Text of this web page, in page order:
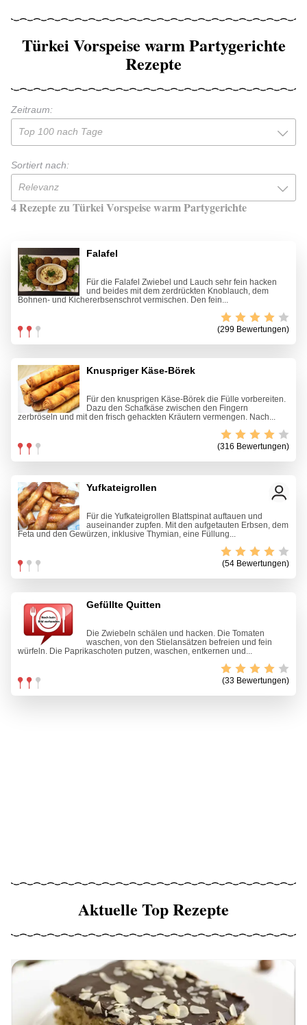
Türkei Vorspeise warm Partygerichte
Rezepte
Zeitraum:
Top 100 nach Tage
Sortiert nach:
Relevanz
4 Rezepte zu Türkei Vorspeise warm Partygerichte
Falafel
Für die Falafel Zwiebel und Lauch sehr fein hacken
und beides mit dem zerdrückten Knoblauch, dem
Bohnen- und Kichererbsenschrot vermischen. Den fein...
(299 Bewertungen)
Knuspriger Käse-Börek
Für den knusprigen Käse-Börek die Fülle vorbereiten.
Dazu den Schafkäse zwischen den Fingern
zerbröseln und mit den frisch gehackten Kräutern vermengen. Nach...
(316 Bewertungen)
Yufkateigrollen
Für die Yufkateigrollen Blattspinat auftauen und
auseinander zupfen. Mit den aufgetauten Erbsen, dem
Feta und den Gewürzen, inklusive Thymian, eine Füllung...
(54 Bewertungen)
Gefüllte Quitten
Die Zwiebeln schälen und hacken. Die Tomaten
waschen, von den Stielansätzen befreien und fein
würfeln. Die Paprikaschoten putzen, waschen, entkernen und...
(33 Bewertungen)
Aktuelle Top Rezepte